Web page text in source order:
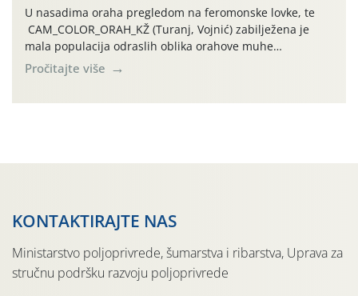
U nasadima oraha pregledom na feromonske lovke, te
CAM_COLOR_ORAH_KŽ (Turanj, Vojnić) zabilježena je
mala populacija odraslih oblika orahove muhe
(Rhagoletis completa). Niska brojnost može se objasniti
činjenicom da je riječ o mladim nasadima s vrlo malim
Pročitajte više
KONTAKTIRAJTE NAS
Ministarstvo poljoprivrede, šumarstva i ribarstva, Uprava za
stručnu podršku razvoju poljoprivrede